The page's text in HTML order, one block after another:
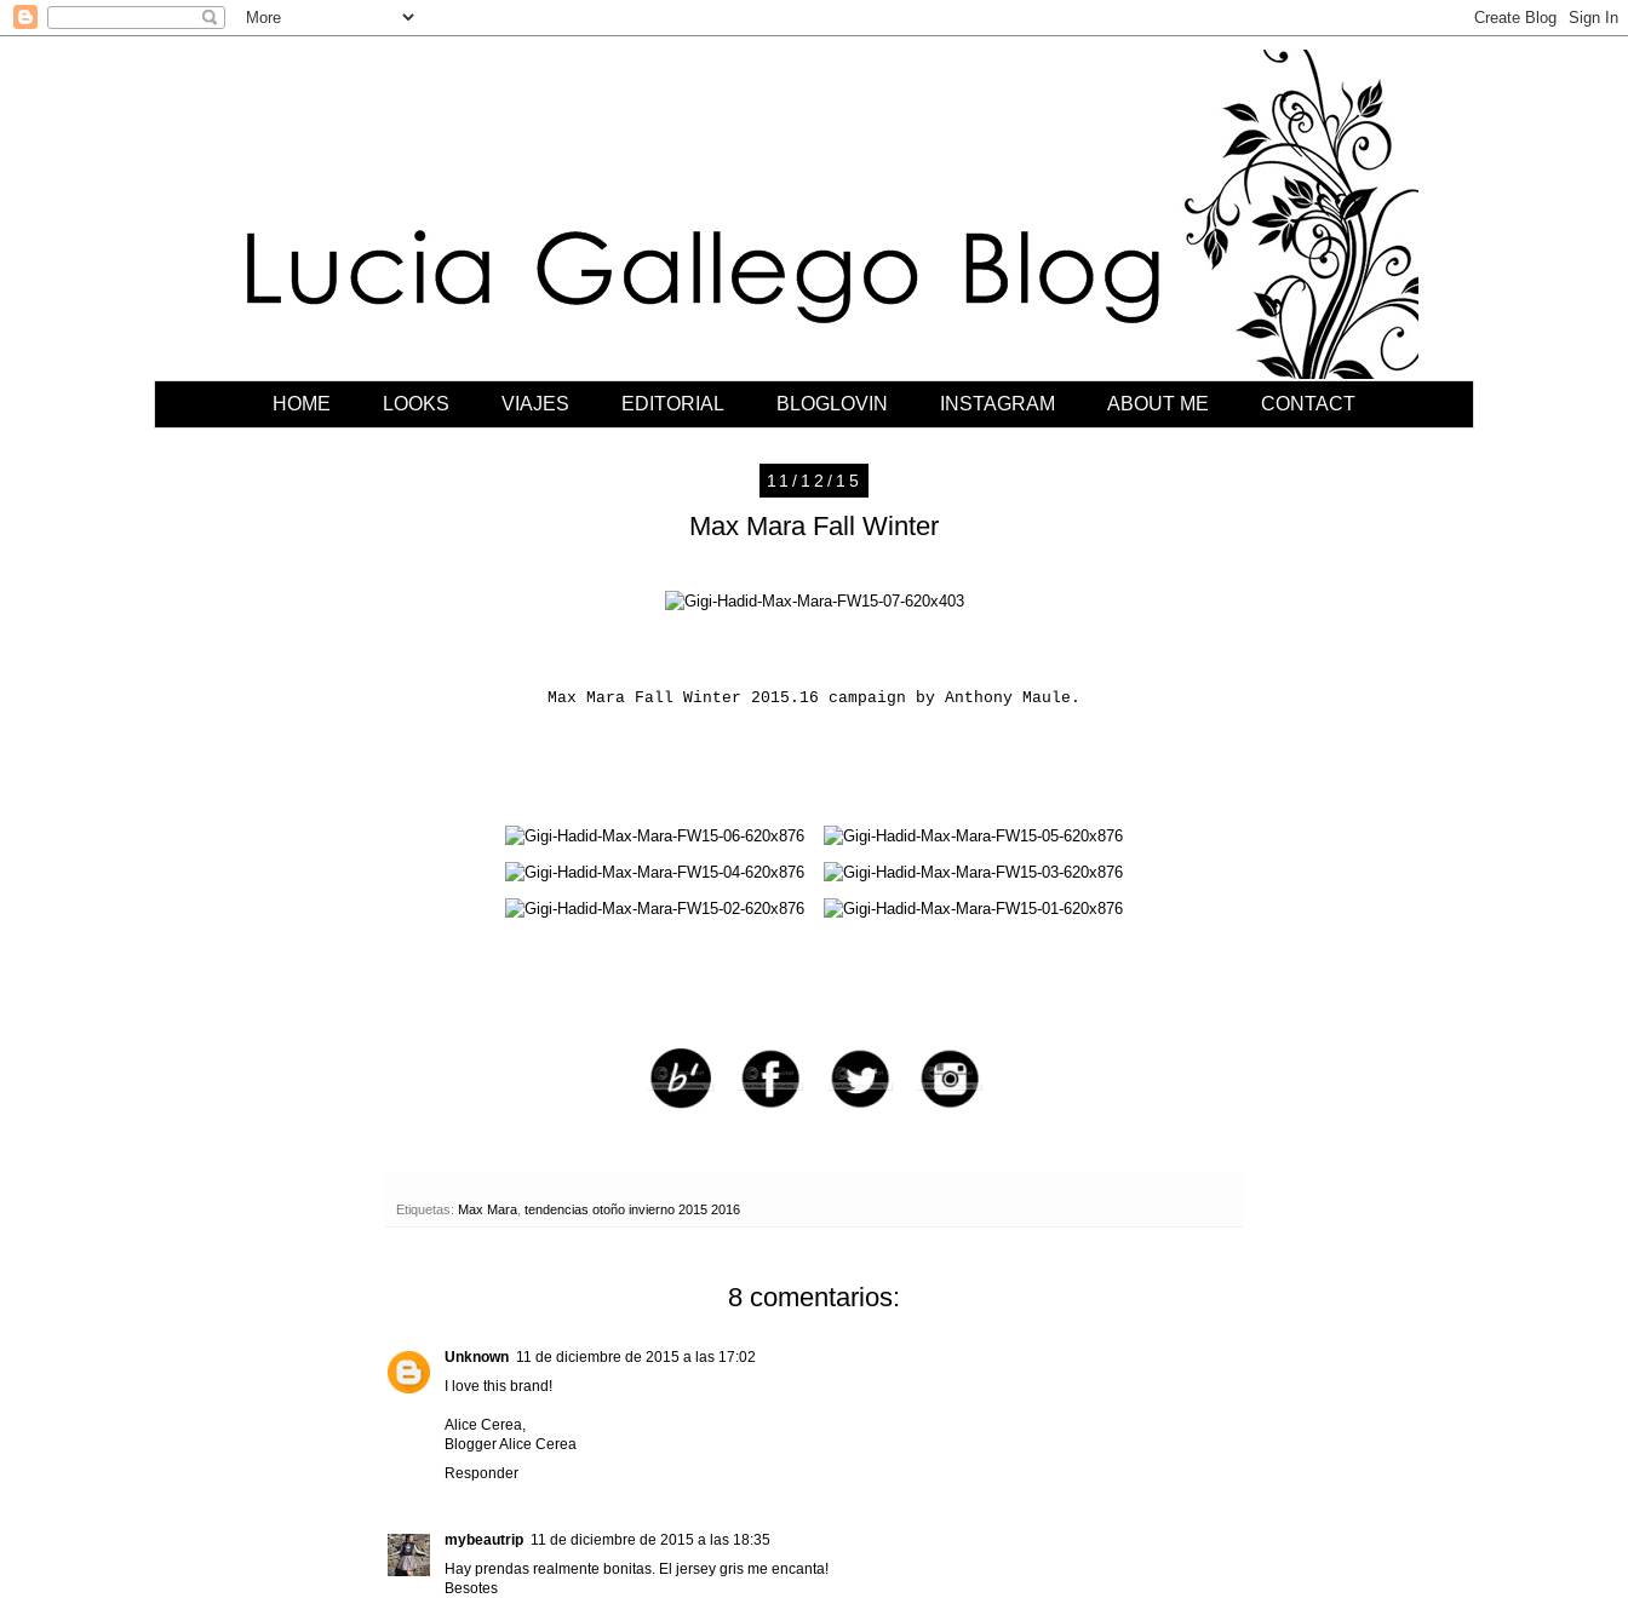
HOME LOOKS VIAJES EDITORIAL BLOGLOVIN INSTAGRAM ABOUT ME CONTACT
11/12/15
Max Mara Fall Winter
Max Mara Fall Winter 2015.16 campaign by Anthony Maule.
Etiquetas: Max Mara tendencias otoño invierno 2015 2016
8 comentarios:
Unknown 11 de diciembre de 2015 a las 17:02
I love this brand!
Alice Cerea,
Blogger Alice Cerea
Responder
mybeautrip 11 de diciembre de 2015 a las 18:35
Hay prendas realmente bonitas. El jersey gris me encanta!
Besotes